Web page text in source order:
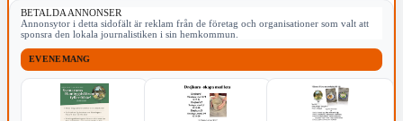
BETALDA ANNONSER
Annonsytor i detta sidofält är reklam från de företag och organisationer som valt att
sponsra den lokala journalistiken i sin hemkommun.
EVENEMANG